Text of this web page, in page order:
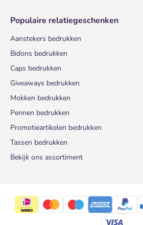
Populaire relatiegeschenken
Aanstekers bedrukken
Bidons bedrukken
Caps bedrukken
Giveaways bedrukken
Mokken bedrukken
Pennen bedrukken
Promotieartikelen bedrukken
Tassen bedrukken
Bekijk ons assortiment